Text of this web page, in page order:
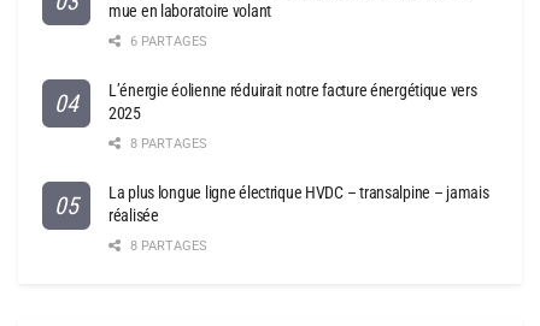
mue en laboratoire volant
6 PARTAGES
L’énergie éolienne réduirait notre facture énergétique vers
2025
8 PARTAGES
La plus longue ligne électrique HVDC – transalpine – jamais
réalisée
8 PARTAGES